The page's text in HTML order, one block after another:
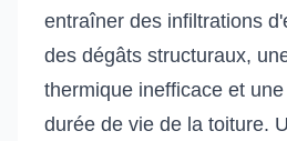
entraîner des infiltrations
des dégâts structuraux,
thermique inefficace et
durée de vie de la toiture.